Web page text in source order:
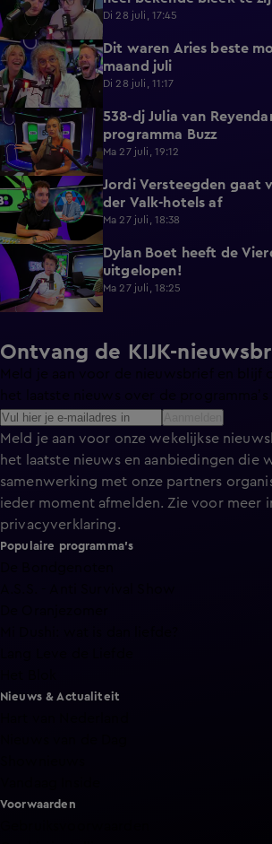
Di 28 juli, 17:45
2:23
Dit waren Aries beste
maand juli
Di 28 juli, 11:17
3:09
538-dj Julia van
programma Buzz
Ma 27 juli, 19:12
4:47
Jordi Versteegden gaat
der Valk-hotels af
Ma 27 juli, 18:38
4:23
Dylan Boet heeft de
uitgelopen!
Ma 27 juli, 18:25
Ontvang de KIJK-
Meld je aan voor de nieuwsbrief en blijf
Meld je aan voor onze wekelijkse
het laatste nieuws en aanbiedingen die
samenwerking met onze partners
ieder moment afmelden. Zie voor meer
privacyverklaring.
Populaire programma's
Nieuws & Actualiteit
Voorwaarden